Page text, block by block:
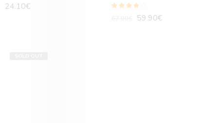
24.10€
59.90€